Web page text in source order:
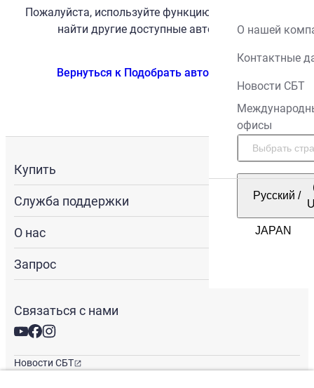
О нашей
Контактные
Новости СБТ
офисы
Русский /
Пожалуйста, используйте функцию поиска, чтобы
найти другие доступные автомобили.
Вернуться к Подобрать автомобиль
Купить
Служба поддержки
О нас
Запрос
Связаться с нами
Новости СБТ